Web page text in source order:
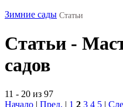
Зимние сады Статьи
Статьи -
садов
11 - 20 из 97
Начало | Пред. | 1 2 3 4 5 |